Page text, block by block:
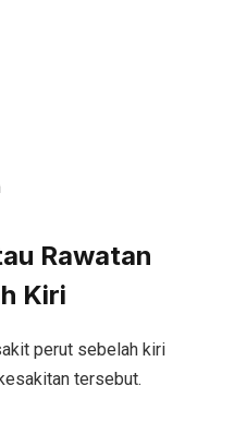
Rawatan
Kiri
perut sebelah kiri
tersebut.